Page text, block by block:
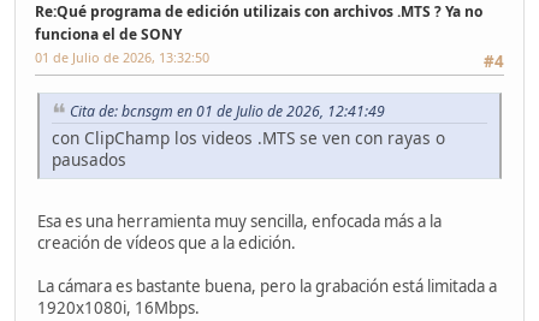
Re:Qué programa de edición utilizais con archivos .MTS ? Ya no
funciona el de SONY
#4
01 de Julio de 2026, 13:32:50
Cita de: bcnsgm en 01 de Julio de 2026, 12:41:49
con ClipChamp los videos .MTS se ven con rayas o
pausados
Esa es una herramienta muy sencilla, enfocada más a la
creación de vídeos que a la edición.
La cámara es bastante buena, pero la grabación está limitada a
1920x1080i, 16Mbps.